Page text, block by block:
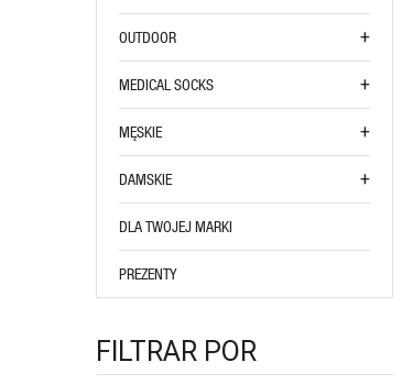
OUTDOOR
MEDICAL SOCKS
MĘSKIE
DAMSKIE
DLA TWOJEJ MARKI
PREZENTY
FILTRAR POR